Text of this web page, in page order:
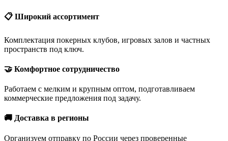
📋 Широкий ассортимент
Комплектация покерных клубов, игровых залов и частных
пространств под ключ.
🤝 Комфортное сотрудничество
Работаем с мелким и крупным оптом, подготавливаем
коммерческие предложения под задачу.
🚚 Доставка в регионы
Организуем отправку по России через проверенные